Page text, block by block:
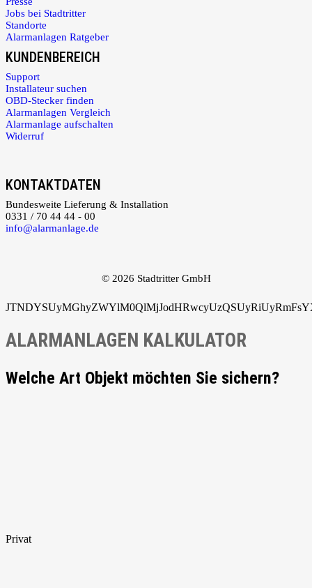
Jobs bei Stadtritter
Standorte
Alarmanlagen Ratgeber
KUNDENBEREICH
Support
Installateur suchen
OBD-Stecker finden
Alarmanlagen Vergleich
Alarmanlage aufschalten
Widerruf
KONTAKTDATEN
Bundesweite Lieferung & Installation
0331 / 70 44 44 - 00
info@alarmanlage.de
© 2026 Stadtritter GmbH
ALARMANLAGEN KALKULATOR
Welche Art Objekt möchten Sie sichern?
Privat